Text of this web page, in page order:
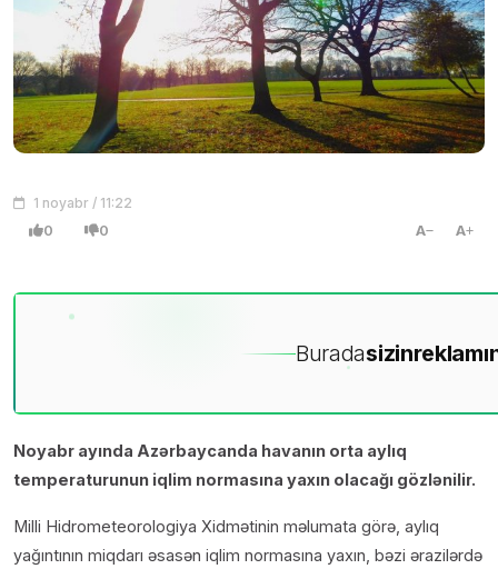
1 noyabr / 11:22
0 0 A A
Buradasizin
Noyabr ayında Azərbaycanda havanın orta aylıq
temperaturunun iqlim normasına yaxın olacağı gözlənilir.
Milli Hidrometeorologiya Xidmətinin məlumata görə, aylıq
yağıntının miqdarı əsasən iqlim normasına yaxın, bəzi ərazilərdə